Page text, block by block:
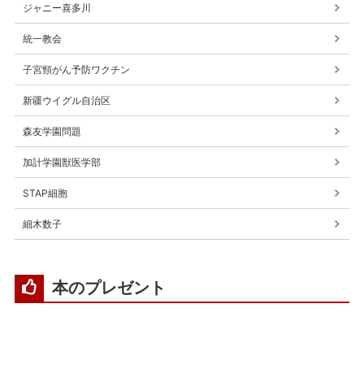
ジャニー喜多川
統一教会
子宮頸がん予防ワクチン
新疆ウイグル自治区
森友学園問題
加計学園獣医学部
STAP細胞
細木数子
本のプレゼント